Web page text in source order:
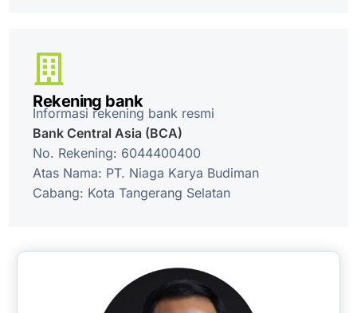
Rekening bank
Informasi rekening bank resmi
Bank Central Asia (BCA)
No. Rekening: 6044400400
Atas Nama: PT. Niaga Karya Budiman
Cabang: Kota Tangerang Selatan